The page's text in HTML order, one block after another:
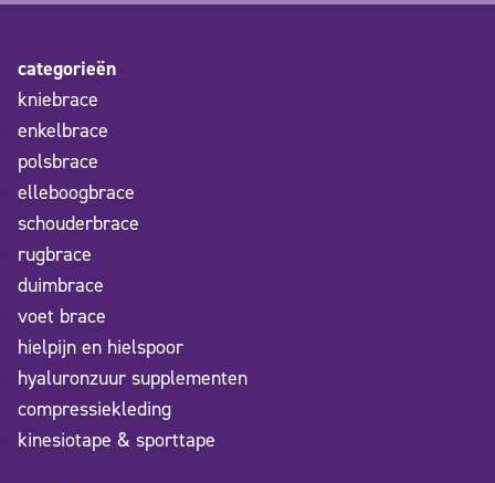
categorieën
kniebrace
enkelbrace
polsbrace
elleboogbrace
schouderbrace
rugbrace
duimbrace
voet brace
hielpijn en hielspoor
hyaluronzuur supplementen
compressiekleding
kinesiotape & sporttape